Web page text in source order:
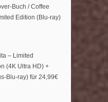
Buch / Coffee
Edition (Blu-ray)
– Limited
(4K Ultra HD) +
Blu-ray) für 24,99€